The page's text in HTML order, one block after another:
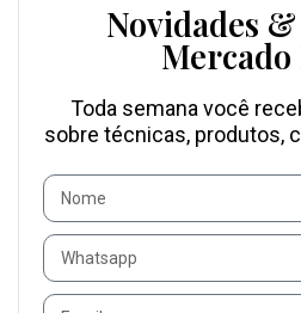
Novidades
Mercado
Toda semana você
sobre técnicas, produtos,